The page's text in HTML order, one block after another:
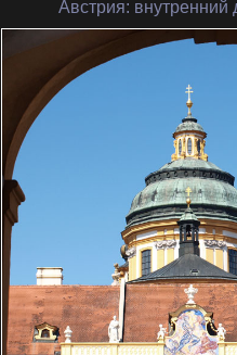
Австрия: внутренний